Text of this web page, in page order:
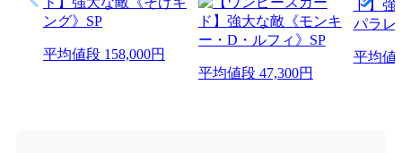
平均値段 158,000円
平均値段47,300円
平均値